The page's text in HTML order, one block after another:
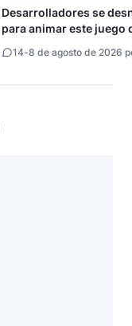
Desarrolladores se
para animar este juego
14-8 de agosto de 2026